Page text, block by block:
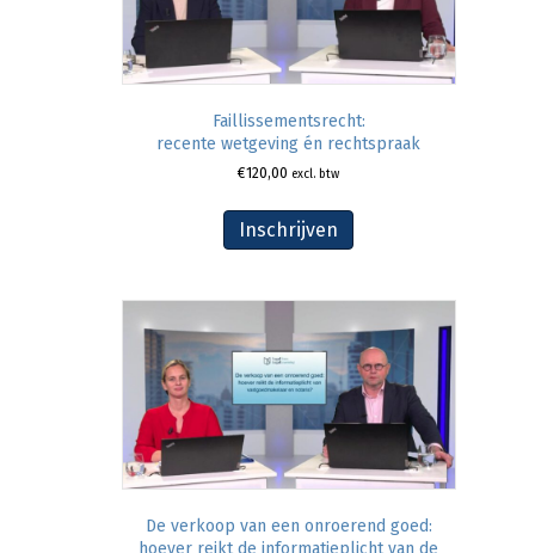
Faillissementsrecht:
recente wetgeving én rechtspraak
€120,00 excl. btw
Inschrijven
De verkoop van een onroerend goed:
hoever reikt de informatieplicht van de